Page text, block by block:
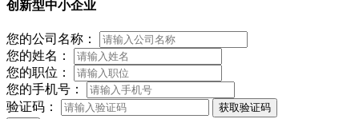
创新型中小企业
您的公司名称：
您的姓名：
您的职位：
您的手机号：
验证码：
获取验证码